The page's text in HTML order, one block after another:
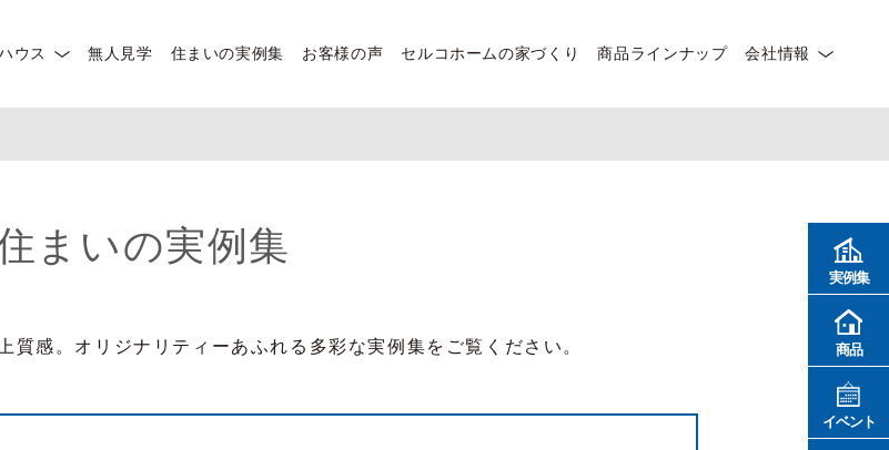
ウス 無人見学 住まいの実例集 お客様の声 セルコホームの家づくり 商品ラインナップ 会社情報
まいの実例集
質感。オリジナリティーあふれる多彩な実例集をご覧ください。
実例集
商品
イベント